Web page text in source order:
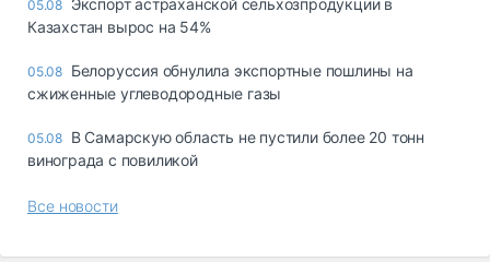
05.08 Экспорт астраханской сельхозпродукции в
Казахстан вырос на 54%
05.08 Белоруссия обнулила экспортные пошлины на
сжиженные углеводородные газы
05.08 В Самарскую область не пустили более 20 тонн
винограда с повиликой
Все новости